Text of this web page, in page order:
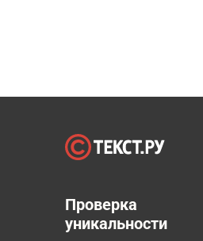
Проверка
уникальности